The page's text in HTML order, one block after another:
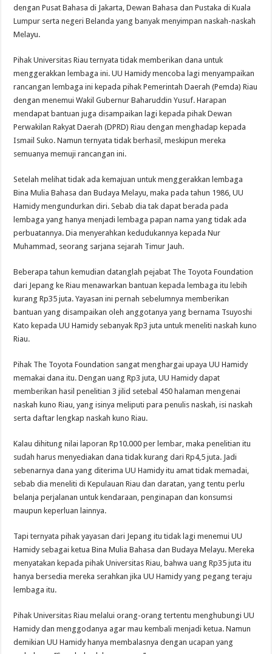
dengan Pusat Bahasa di Jakarta, Dewan Bahasa dan Pustaka di Kuala
Lumpur serta negeri Belanda yang banyak menyimpan naskah-naskah
Melayu.
Pihak Universitas Riau ternyata tidak memberikan dana untuk
menggerakkan lembaga ini. UU Hamidy mencoba lagi menyampaikan
rancangan lembaga ini kepada pihak Pemerintah Daerah (Pemda) Riau
dengan menemui Wakil Gubernur Baharuddin Yusuf. Harapan
mendapat bantuan juga disampaikan lagi kepada pihak Dewan
Perwakilan Rakyat Daerah (DPRD) Riau dengan menghadap kepada
Ismail Suko. Namun ternyata tidak berhasil, meskipun mereka
semuanya memuji rancangan ini.
Setelah melihat tidak ada kemajuan untuk menggerakkan lembaga
Bina Mulia Bahasa dan Budaya Melayu, maka pada tahun 1986, UU
Hamidy mengundurkan diri. Sebab dia tak dapat berada pada
lembaga yang hanya menjadi lembaga papan nama yang tidak ada
perbuatannya. Dia menyerahkan kedudukannya kepada Nur
Muhammad, seorang sarjana sejarah Timur Jauh.
Beberapa tahun kemudian datanglah pejabat The Toyota Foundation
dari Jepang ke Riau menawarkan bantuan kepada lembaga itu lebih
kurang Rp35 juta. Yayasan ini pernah sebelumnya memberikan
bantuan yang disampaikan oleh anggotanya yang bernama Tsuyoshi
Kato kepada UU Hamidy sebanyak Rp3 juta untuk meneliti naskah kuno
Riau.
Pihak The Toyota Foundation sangat menghargai upaya UU Hamidy
memakai dana itu. Dengan uang Rp3 juta, UU Hamidy dapat
memberikan hasil penelitian 3 jilid setebal 450 halaman mengenai
naskah kuno Riau, yang isinya meliputi para penulis naskah, isi naskah
serta daftar lengkap naskah kuno Riau.
Kalau dihitung nilai laporan Rp10.000 per lembar, maka penelitian itu
sudah harus menyediakan dana tidak kurang dari Rp4,5 juta. Jadi
sebenarnya dana yang diterima UU Hamidy itu amat tidak memadai,
sebab dia meneliti di Kepulauan Riau dan daratan, yang tentu perlu
belanja perjalanan untuk kendaraan, penginapan dan konsumsi
maupun keperluan lainnya.
Tapi ternyata pihak yayasan dari Jepang itu tidak lagi menemui UU
Hamidy sebagai ketua Bina Mulia Bahasa dan Budaya Melayu. Mereka
menyatakan kepada pihak Universitas Riau, bahwa uang Rp35 juta itu
hanya bersedia mereka serahkan jika UU Hamidy yang pegang teraju
lembaga itu.
Pihak Universitas Riau melalui orang-orang tertentu menghubungi UU
Hamidy dan menggodanya agar mau kembali menjadi ketua. Namun
demikian UU Hamidy hanya membalasnya dengan ucapan yang